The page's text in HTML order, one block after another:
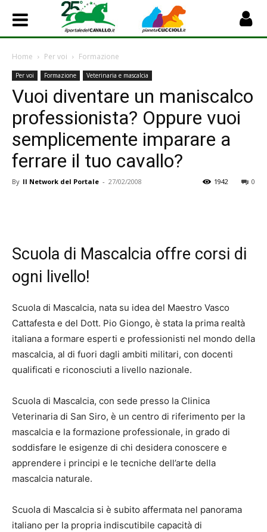
Home Per voi Formazione
Per voi Formazione Veterinaria e mascalcia
Vuoi diventare un maniscalco
professionista? Oppure vuoi
semplicemente imparare a
ferrare il tuo cavallo?
By Il Network del Portale - 27/02/2008 0
1942
Scuola di Mascalcia offre corsi di
ogni livello!
Scuola di Mascalcia, nata su idea del Maestro Vasco
Cattafesta e del Dott. Pio Giongo, è stata la prima realtà
italiana a formare esperti e professionisti nel mondo della
mascalcia, al di fuori dagli ambiti militari, con docenti
qualificati e riconosciuti a livello nazionale.
Scuola di Mascalcia, con sede presso la Clinica
Veterinaria di San Siro, è un centro di riferimento per la
mascalcia e la formazione professionale, in grado di
soddisfare le esigenze di chi desidera conoscere e
apprendere i principi e le tecniche dell’arte della
mascalcia naturale.
Scuola di Mascalcia si è subito affermata nel panorama
italiano per la propria indiscutibile capacità di